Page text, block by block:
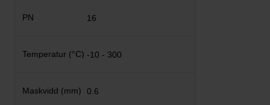
16
-10 - 300
0.6